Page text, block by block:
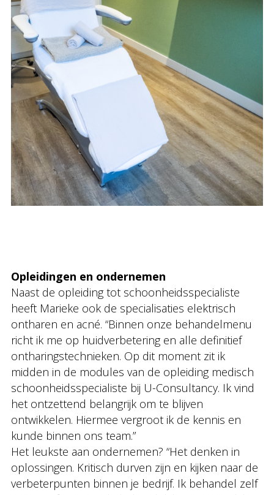
Opleidingen en ondernemen
Naast de opleiding tot schoonheidsspecialiste
heeft Marieke ook de specialisaties elektrisch
ontharen en acné. “Binnen onze behandelmenu
richt ik me op huidverbetering en alle definitief
ontharingstechnieken. Op dit moment zit ik
midden in de modules van de opleiding medisch
schoonheidsspecialiste bij U-Consultancy. Ik vind
het ontzettend belangrijk om te blijven
ontwikkelen. Hiermee vergroot ik de kennis en
kunde binnen ons team.”
Het leukste aan ondernemen? “Het denken in
oplossingen. Kritisch durven zijn en kijken naar de
verbeterpunten binnen je bedrijf. Ik behandel zelf